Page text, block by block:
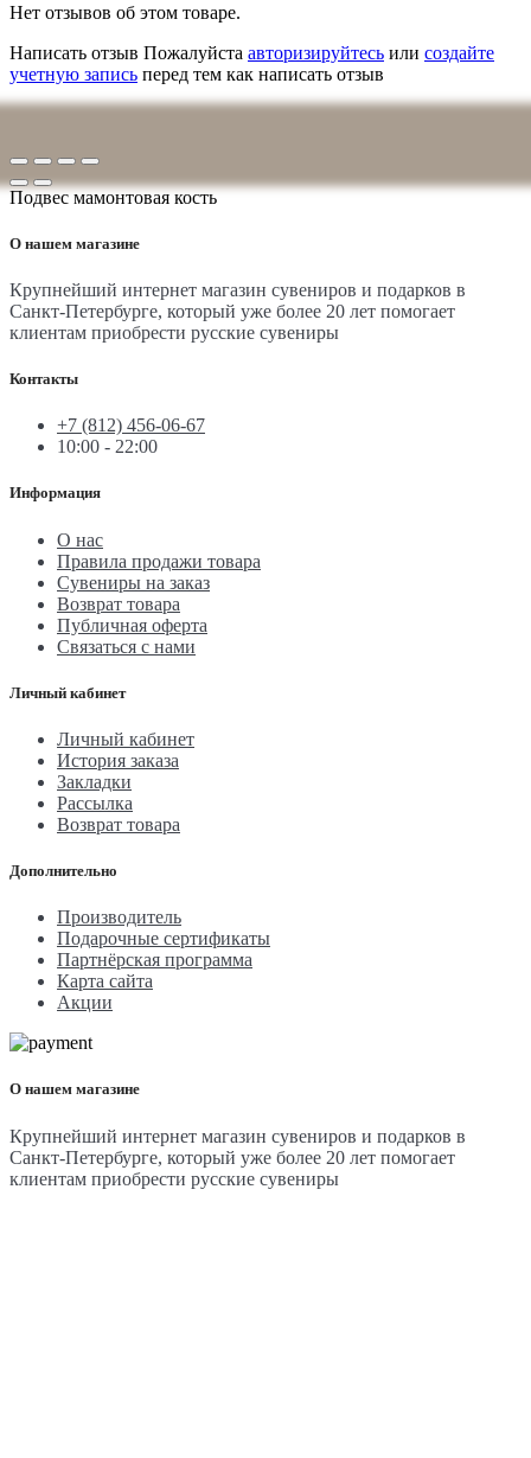
Нет отзывов об этом товаре.
Написать отзыв Пожалуйста авторизируйтесь или создайте
учетную запись перед тем как написать отзыв
Подвес мамонтовая кость
О нашем магазине
Крупнейший интернет магазин сувениров и подарков в
Санкт-Петербурге, который уже более 20 лет помогает
клиентам приобрести русские сувениры
Контакты
+7 (812) 456-06-67
10:00 - 22:00
Информация
О нас
Правила продажи товара
Сувениры на заказ
Возврат товара
Публичная оферта
Связаться с нами
Личный кабинет
Личный кабинет
История заказа
Закладки
Рассылка
Возврат товара
Дополнительно
Производитель
Подарочные сертификаты
Партнёрская программа
Карта сайта
Акции
О нашем магазине
Крупнейший интернет магазин сувениров и подарков в
Санкт-Петербурге, который уже более 20 лет помогает
клиентам приобрести русские сувениры